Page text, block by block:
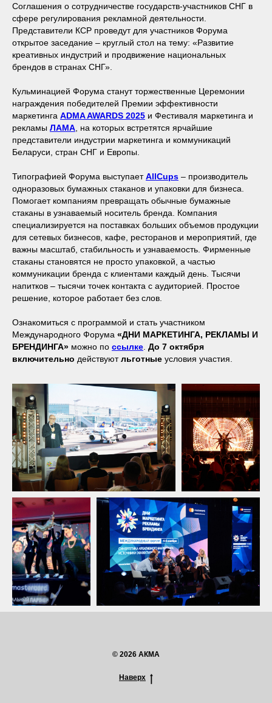
Соглашения о сотрудничестве государств-участников СНГ в
сфере регулирования рекламной деятельности.
Представители КСР проведут для участников Форума
открытое заседание – круглый стол на тему: «Развитие
креативных индустрий и продвижение национальных
брендов в странах СНГ».
Кульминацией Форума станут торжественные Церемонии
награждения победителей Премии эффективности
маркетинга ADMA AWARDS 2025 и Фестиваля маркетинга и
рекламы ЛАМА , на которых встретятся ярчайшие
представители индустрии маркетинга и коммуникаций
Беларуси, стран СНГ и Европы.
Типографией Форума выступаетAllCups – производитель
одноразовых бумажных стаканов и упаковки для бизнеса.
Помогает компаниям превращать обычные бумажные
стаканы в узнаваемый носитель бренда. Компания
специализируется на поставках больших объемов продукции
для сетевых бизнесов, кафе, ресторанов и мероприятий, где
важны масштаб, стабильность и узнаваемость. Фирменные
стаканы становятся не просто упаковкой, а частью
коммуникации бренда с клиентами каждый день. Тысячи
напитков – тысячи точек контакта с аудиторией. Простое
решение, которое работает без слов.
Ознакомиться с программой и стать участником
Международного Форума «ДНИ МАРКЕТИНГА, РЕКЛАМЫ И
БРЕНДИНГА» можно по ссылке До 7 октября
включительно действуютльготные условия участия.
© 2026 АКМА
Наверх